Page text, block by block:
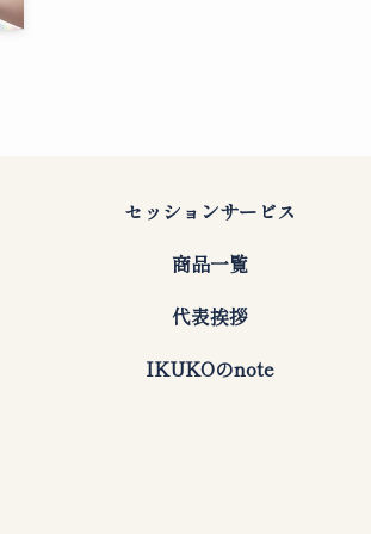
セッションサービス
商品一覧
代表挨拶
IKUKOのnote